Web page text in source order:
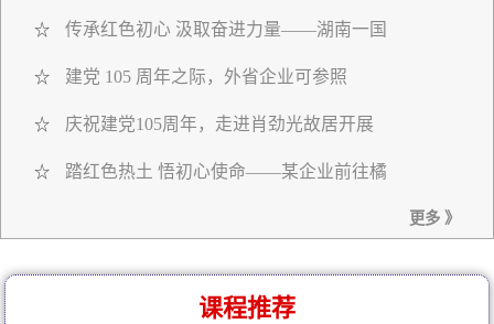
☆ 传承红色初心 汲取奋进力量——湖南一国
☆ 建党 105 周年之际，外省企业可参照
☆ 庆祝建党105周年，走进肖劲光故居开展
☆ 踏红色热土 悟初心使命——某企业前往橘
更多 》
课程推荐